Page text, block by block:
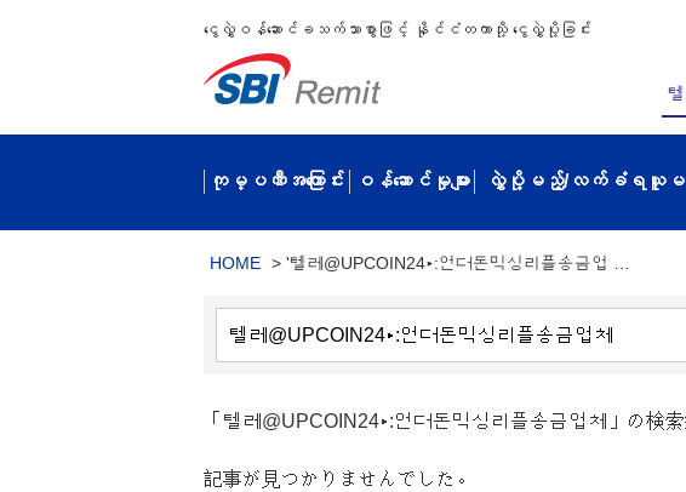
ငွေလွှဲဝန်ဆောင်ခသက်သာစွာဖြင့် နိုင်ငံတကာသို့ ငွေလွှဲပို့ခြင်း
ကုမ္ပဏီအကြောင်း ဝန်ဆောင်မှုများ လွှဲပို့မည့်/လက်ခံရယူမည့်
HOME > '텔레@UPCOIN24▸:언더돈믹싱리플송금업 …
「텔레@UPCOIN24▸:언더돈믹싱리플송금업체」の検
記事が見つかりませんでした。